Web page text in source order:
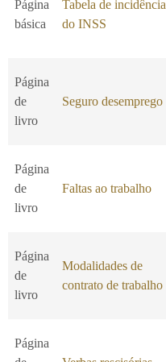
Página
básica
Tabela de incidência
do INSS
Página
de
livro
Seguro desemprego
Página
de
livro
Faltas ao trabalho
Página
de
livro
Modalidades de
contrato de trabalho
Página